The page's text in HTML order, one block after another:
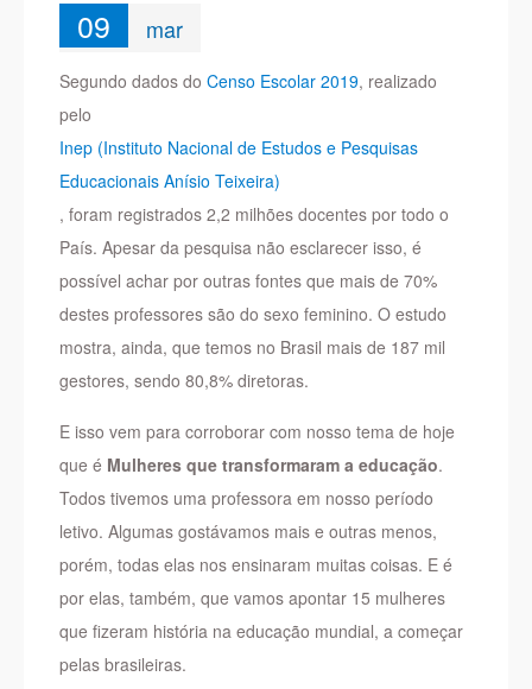
09 mar
Segundo dados doCenso Escolar 2019, realizado
pelo
Inep (Instituto Nacional de Estudos e Pesquisas
Educacionais Anísio Teixeira)
, foram registrados 2,2 milhões docentes por todo o
País. Apesar da pesquisa não esclarecer isso, é
possível achar por outras fontes que mais de 70%
destes professores são do sexo feminino. O estudo
mostra, ainda, que temos no Brasil mais de 187 mil
gestores, sendo 80,8% diretoras.
E isso vem para corroborar com nosso tema de hoje
que é Mulheres que transformaram a educação.
Todos tivemos uma professora em nosso período
letivo. Algumas gostávamos mais e outras menos,
porém, todas elas nos ensinaram muitas coisas. E é
por elas, também, que vamos apontar 15 mulheres
que fizeram história na educação mundial, a começar
pelas brasileiras.